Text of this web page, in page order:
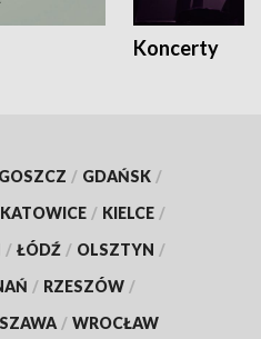
Koncerty
/ GDAŃSK /
KATOWICE / KIELCE /
/ ŁÓDŹ / OLSZTYN /
/ RZESZÓW /
/ WROCŁAW